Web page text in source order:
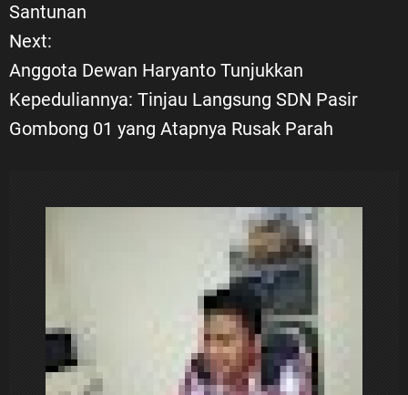
v
i
g
Santunan
Next:
Anggota Dewan Haryanto Tunjukkan
Kepeduliannya: Tinjau Langsung SDN Pasir
Gombong 01 yang Atapnya Rusak Parah